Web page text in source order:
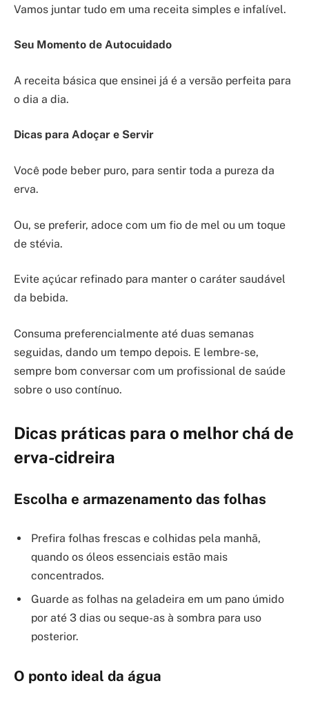
Vamos juntar tudo em uma receita simples e infalível.
Seu Momento de Autocuidado
A receita básica que ensinei já é a versão perfeita para
o dia a dia.
Dicas para Adoçar e Servir
Você pode beber puro, para sentir toda a pureza da
erva.
Ou, se preferir, adoce com um fio de mel ou um toque
de stévia.
Evite açúcar refinado para manter o caráter saudável
da bebida.
Consuma preferencialmente até duas semanas
seguidas, dando um tempo depois. E lembre-se,
sempre bom conversar com um profissional de saúde
sobre o uso contínuo.
Dicas práticas para o melhor chá de
erva-cidreira
Escolha e armazenamento das folhas
Prefira folhas frescas e colhidas pela manhã,
quando os óleos essenciais estão mais
concentrados.
Guarde as folhas na geladeira em um pano úmido
por até 3 dias ou seque-as à sombra para uso
posterior.
O ponto ideal da água